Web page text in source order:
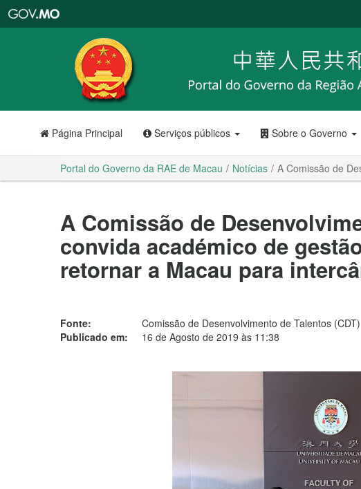
RAE
de
Macau
Página Principal Serviços públicos Sobre o Governo
Portal do Governo da RAE de Macau Notícias A Comissão de
A Comissão de
convida académico de
retornar a Macau para
Fonte:
Comissão de Desenvolvimento de Talentos (CDT)
Publicado em:
16 de Agosto de 2019 às 11:38